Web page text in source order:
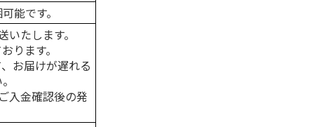
能です。
たします。
ります。
お届けが遅れる
入金確認後の発